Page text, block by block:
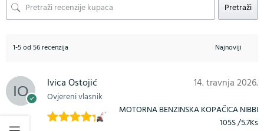
Pretraži
1-5 od 56 recenzija
Ivica Ostojić
Ovjereni vlasnik
14. travnja 2026.
MOTORNA BENZINSKA KOPAČICA NIBBI
105S /5.7Ks